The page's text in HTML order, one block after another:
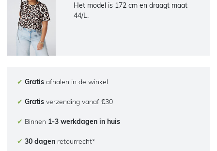
Het model is 172 cm en draagt maat
44/L.
✔ Gratis afhalen in de winkel
✔ Gratis verzending vanaf €30
✔ Binnen 1-3 werkdagen in huis
✔ 30 dagen retourrecht*